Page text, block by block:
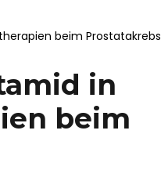
beim Prostatakrebs
in
beim